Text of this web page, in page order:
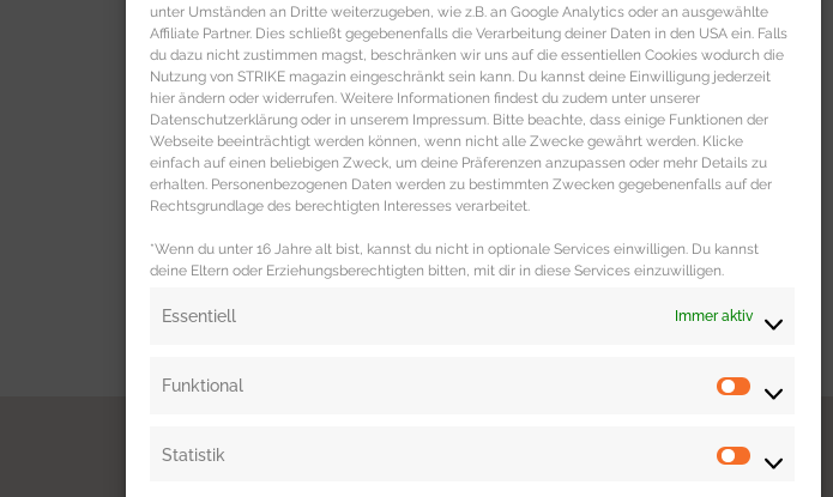
unter Umständen an Dritte weiterzugeben, wie z.B. an Google Analytics oder an ausgewählte
Affiliate Partner. Dies schließt gegebenenfalls die Verarbeitung deiner Daten in den USA ein. Falls
du dazu nicht zustimmen magst, beschränken wir uns auf die essentiellen Cookies wodurch die
Nutzung von STRIKE magazin eingeschränkt sein kann. Du kannst deine Einwilligung jederzeit
hier ändern oder widerrufen. Weitere Informationen findest du zudem unter unserer
Datenschutzerklärung oder in unserem Impressum. Bitte beachte, dass einige Funktionen der
Webseite beeinträchtigt werden können, wenn nicht alle Zwecke gewährt werden. Klicke
einfach auf einen beliebigen Zweck, um deine Präferenzen anzupassen oder mehr Details zu
erhalten. Personenbezogenen Daten werden zu bestimmten Zwecken gegebenenfalls auf der
Rechtsgrundlage des berechtigten Interesses verarbeitet.
*Wenn du unter 16 Jahre alt bist, kannst du nicht in optionale Services einwilligen. Du kannst
deine Eltern oder Erziehungsberechtigten bitten, mit dir in diese Services einzuwilligen.
Essentiell Immer aktiv
Funktional
Statistik